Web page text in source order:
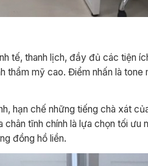
tế, thanh lịch, đầy đủ các tiện
thẩm mỹ cao. Điểm nhấn là
hạn chế những tiếng chà xát
tĩnh chính là lựa chọn tối
đồng hồ liền.